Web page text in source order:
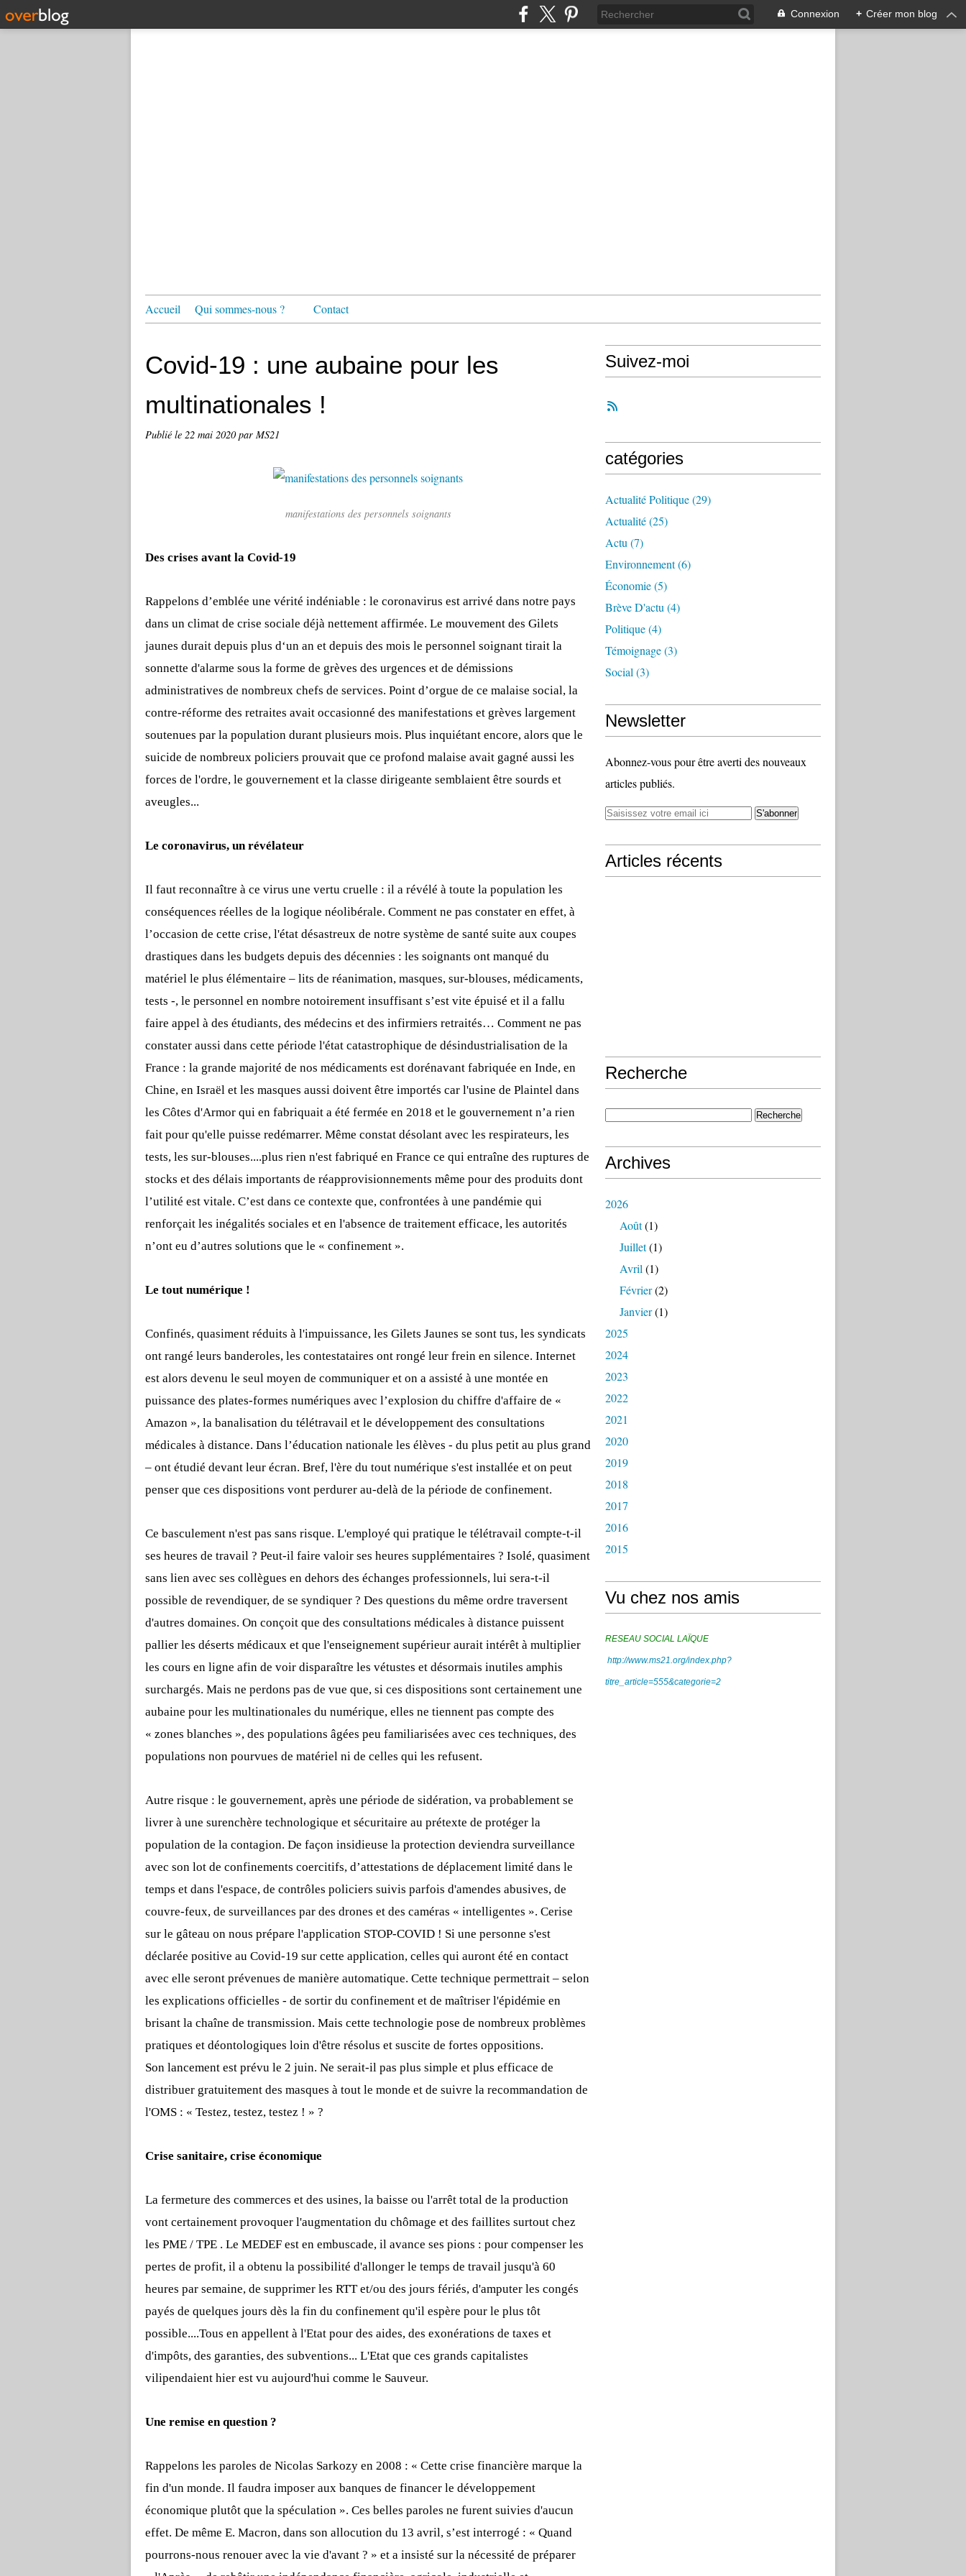
Connexion + Créer mon blog
Accueil Qui sommes-nous ? Contact
Covid-19 : une aubaine pour les
multinationales !
Publié le 22 mai 2020par MS21
manifestations des personnels soignants
Des crises avant la Covid-19
Rappelons d’emblée une vérité indéniable : le coronavirus est arrivé dans notre pays
dans un climat de crise sociale déjà nettement affirmée. Le mouvement des Gilets
jaunes durait depuis plus d‘un an et depuis des mois le personnel soignant tirait la
sonnette d'alarme sous la forme de grèves des urgences et de démissions
administratives de nombreux chefs de services. Point d’orgue de ce malaise social, la
contre-réforme des retraites avait occasionné des manifestations et grèves largement
soutenues par la population durant plusieurs mois. Plus inquiétant encore, alors que le
suicide de nombreux policiers prouvait que ce profond malaise avait gagné aussi les
forces de l'ordre, le gouvernement et la classe dirigeante semblaient être sourds et
aveugles...
Le coronavirus, un révélateur
Il faut reconnaître à ce virus une vertu cruelle : il a révélé à toute la population les
conséquences réelles de la logique néolibérale. Comment ne pas constater en effet, à
l’occasion de cette crise, l'état désastreux de notre système de santé suite aux coupes
drastiques dans les budgets depuis des décennies : les soignants ont manqué du
matériel le plus élémentaire – lits de réanimation, masques, sur-blouses, médicaments,
tests -, le personnel en nombre notoirement insuffisant s’est vite épuisé et il a fallu
faire appel à des étudiants, des médecins et des infirmiers retraités… Comment ne pas
constater aussi dans cette période l'état catastrophique de désindustrialisation de la
France : la grande majorité de nos médicaments est dorénavant fabriquée en Inde, en
Chine, en Israël et les masques aussi doivent être importés car l'usine de Plaintel dans
les Côtes d'Armor qui en fabriquait a été fermée en 2018 et le gouvernement n’a rien
fait pour qu'elle puisse redémarrer. Même constat désolant avec les respirateurs, les
tests, les sur-blouses....plus rien n'est fabriqué en France ce qui entraîne des ruptures de
stocks et des délais importants de réapprovisionnements même pour des produits dont
l’utilité est vitale. C’est dans ce contexte que, confrontées à une pandémie qui
renforçait les inégalités sociales et en l'absence de traitement efficace, les autorités
n’ont eu d’autres solutions que le « confinement ».
Le tout numérique !
Confinés, quasiment réduits à l'impuissance, les Gilets Jaunes se sont tus, les syndicats
ont rangé leurs banderoles, les contestataires ont rongé leur frein en silence. Internet
est alors devenu le seul moyen de communiquer et on a assisté à une montée en
puissance des plates-formes numériques avec l’explosion du chiffre d'affaire de «
Amazon », la banalisation du télétravail et le développement des consultations
médicales à distance. Dans l’éducation nationale les élèves - du plus petit au plus grand
– ont étudié devant leur écran. Bref, l'ère du tout numérique s'est installée et on peut
penser que ces dispositions vont perdurer au-delà de la période de confinement.
Ce basculement n'est pas sans risque. L'employé qui pratique le télétravail compte-t-il
ses heures de travail ? Peut-il faire valoir ses heures supplémentaires ? Isolé, quasiment
sans lien avec ses collègues en dehors des échanges professionnels, lui sera-t-il
possible de revendiquer, de se syndiquer ? Des questions du même ordre traversent
d'autres domaines. On conçoit que des consultations médicales à distance puissent
pallier les déserts médicaux et que l'enseignement supérieur aurait intérêt à multiplier
les cours en ligne afin de voir disparaître les vétustes et désormais inutiles amphis
surchargés. Mais ne perdons pas de vue que, si ces dispositions sont certainement une
aubaine pour les multinationales du numérique, elles ne tiennent pas compte des
« zones blanches », des populations âgées peu familiarisées avec ces techniques, des
populations non pourvues de matériel ni de celles qui les refusent.
Autre risque : le gouvernement, après une période de sidération, va probablement se
livrer à une surenchère technologique et sécuritaire au prétexte de protéger la
population de la contagion. De façon insidieuse la protection deviendra surveillance
avec son lot de confinements coercitifs, d’attestations de déplacement limité dans le
temps et dans l'espace, de contrôles policiers suivis parfois d'amendes abusives, de
couvre-feux, de surveillances par des drones et des caméras « intelligentes ». Cerise
sur le gâteau on nous prépare l'application STOP-COVID ! Si une personne s'est
déclarée positive au Covid-19 sur cette application, celles qui auront été en contact
avec elle seront prévenues de manière automatique. Cette technique permettrait – selon
les explications officielles - de sortir du confinement et de maîtriser l'épidémie en
brisant la chaîne de transmission. Mais cette technologie pose de nombreux problèmes
pratiques et déontologiques loin d'être résolus et suscite de fortes oppositions.
Son lancement est prévu le 2 juin. Ne serait-il pas plus simple et plus efficace de
distribuer gratuitement des masques à tout le monde et de suivre la recommandation de
l'OMS : « Testez, testez, testez ! » ?
Crise sanitaire, crise économique
La fermeture des commerces et des usines, la baisse ou l'arrêt total de la production
vont certainement provoquer l'augmentation du chômage et des faillites surtout chez
les PME / TPE . Le MEDEF est en embuscade, il avance ses pions : pour compenser les
pertes de profit, il a obtenu la possibilité d'allonger le temps de travail jusqu'à 60
heures par semaine, de supprimer les RTT et/ou des jours fériés, d'amputer les congés
payés de quelques jours dès la fin du confinement qu'il espère pour le plus tôt
possible....Tous en appellent à l'Etat pour des aides, des exonérations de taxes et
d'impôts, des garanties, des subventions... L'Etat que ces grands capitalistes
vilipendaient hier est vu aujourd'hui comme le Sauveur.
Une remise en question ?
Rappelons les paroles de Nicolas Sarkozy en 2008 : « Cette crise financière marque la
fin d'un monde. Il faudra imposer aux banques de financer le développement
économique plutôt que la spéculation ». Ces belles paroles ne furent suivies d'aucun
effet. De même E. Macron, dans son allocution du 13 avril, s’est interrogé : « Quand
pourrons-nous renouer avec la vie d'avant ? » et a insisté sur la nécessité de préparer
Suivez-moi
catégories
Actualité Politique(29)
Actualité(25)
Actu (7)
Environnement(6)
Économie(5)
Brève D'actu (4)
Politique(4)
Témoignage(3)
Social (3)
Newsletter
Abonnez-vous pour être averti des nouveaux
articles publiés.
Articles récents
Recherche
Archives
2026
Août(1)
Juillet(1)
Avril (1)
Février(2)
Janvier(1)
2025
2024
2023
2022
2021
2020
2019
2018
2017
2016
2015
Vu chez nos amis
RESEAU SOCIAL LAÏQUE
http://www.ms21.org/index.php?
titre_article=555&categorie=2